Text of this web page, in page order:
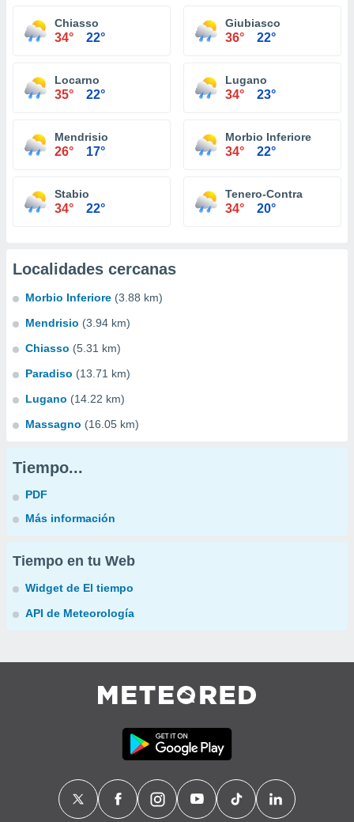
Chiasso
34° 22°
Giubiasco
36° 22°
Locarno
35° 22°
Lugano
34° 23°
Mendrisio
26° 17°
Morbio Inferiore
34° 22°
Stabio
34° 22°
Tenero-Contra
34° 20°
Localidades cercanas
Morbio Inferiore (3.88 km)
Mendrisio (3.94 km)
Chiasso (5.31 km)
Paradiso (13.71 km)
Lugano (14.22 km)
Massagno (16.05 km)
Tiempo...
PDF
Más información
Tiempo en tu Web
Widget de El tiempo
API de Meteorología